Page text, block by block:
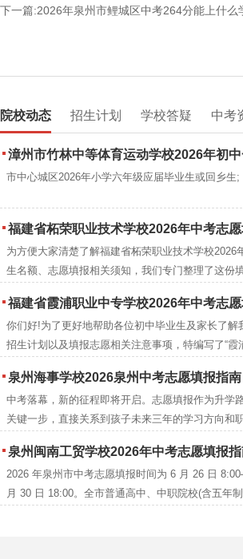
下一篇:2026年泉州市鲤城区中考264分能上什么
院校动态 招生计划 学校答疑 中考
漳州市竹林中等体育运动学校2026年初中一年级(七年级)正式报
市中心城区2026年小学六年级应届毕业生或回乡生;
福建省柘荣职业技术学校2026年中考志愿填报
为方便大家清楚了解福建省柘荣职业技术学校2026
生名额、志愿填报相关须知，我们专门整理了这份
福建省霞浦职业中专学校2026年中考志愿填报
你们好!为了更好地帮助各位初中毕业生及家长了解
招生计划以及填报志愿相关注意事项，特编写了“霞
及家长参考。
泉州海事学校2026泉州中考志愿填报指南
中考落幕，新的征程即将开启。志愿填报作为升学
关键一步，直接关系到孩子未来三年的学习方向和
事学校特推出免费志愿填报指导服务，由专业填报指
师一对一辅助，助你走好升学关键一步!
泉州闽南工贸学校2026年中考志愿填报
2026 年泉州市中考志愿填报时间为 6 月 26 日
月 30 日 18:00。全市普通高中、中职院校(含五年